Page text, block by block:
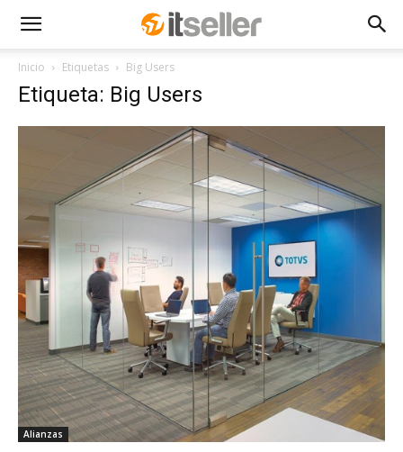
Inicio Etiquetas Big Users
Etiqueta: Big Users
Alianzas